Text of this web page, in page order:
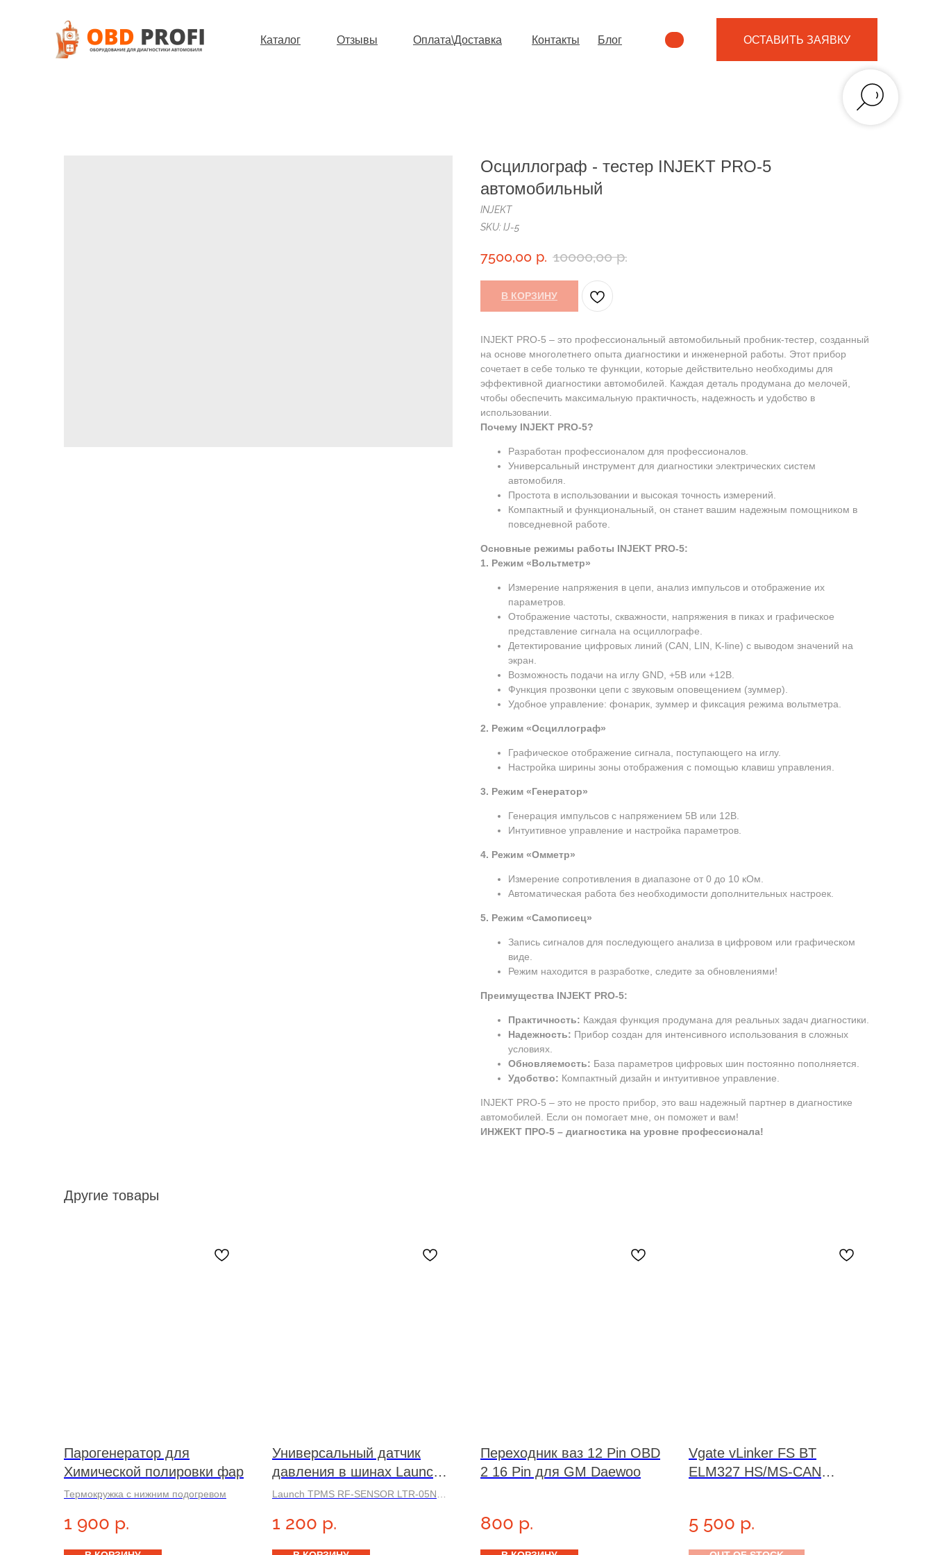
Каталог Отзывы Оплата\Доставка Блог
Контакты ОСТАВИТЬ ЗАЯВКУ
Осциллограф - тестер INJEKT PRO-5
автомобильный
INJEKT
SKU:IJ-5
7500,00 р. 10000,00 р.
В КОРЗИНУ
INJEKT PRO-5 – это профессиональный автомобильный пробник-тестер, созданный
на основе многолетнего опыта диагностики и инженерной работы. Этот прибор
сочетает в себе только те функции, которые действительно необходимы для
эффективной диагностики автомобилей. Каждая деталь продумана до мелочей,
чтобы обеспечить максимальную практичность, надежность и удобство в
использовании.
Почему INJEKT PRO-5?
Разработан профессионалом для профессионалов.
Универсальный инструмент для диагностики электрических систем
автомобиля.
Простота в использовании и высокая точность измерений.
Компактный и функциональный, он станет вашим надежным помощником в
повседневной работе.
Основные режимы работы INJEKT PRO-5:
1. Режим «Вольтметр»
Измерение напряжения в цепи, анализ импульсов и отображение их
параметров.
Отображение частоты, скважности, напряжения в пиках и графическое
представление сигнала на осциллографе.
Детектирование цифровых линий (CAN, LIN, K-line) с выводом значений на
экран.
Возможность подачи на иглу GND, +5В или +12В.
Функция прозвонки цепи с звуковым оповещением (зуммер).
Удобное управление: фонарик, зуммер и фиксация режима вольтметра.
2. Режим «Осциллограф»
Графическое отображение сигнала, поступающего на иглу.
Настройка ширины зоны отображения с помощью клавиш управления.
3. Режим «Генератор»
Генерация импульсов с напряжением 5В или 12В.
Интуитивное управление и настройка параметров.
4. Режим «Омметр»
Измерение сопротивления в диапазоне от 0 до 10 кОм.
Автоматическая работа без необходимости дополнительных настроек.
5. Режим «Самописец»
Запись сигналов для последующего анализа в цифровом или графическом
виде.
Режим находится в разработке, следите за обновлениями!
Преимущества INJEKT PRO-5:
Практичность: Каждая функция продумана для реальных задач диагностики.
Надежность: Прибор создан для интенсивного использования в сложных
условиях.
Обновляемость: База параметров цифровых шин постоянно пополняется.
Удобство: Компактный дизайн и интуитивное управление.
INJEKT PRO-5 – это не просто прибор, это ваш надежный партнер в диагностике
автомобилей. Если он помогает мне, он поможет и вам!
ИНЖЕКТ ПРО-5 – диагностика на уровне профессионала!
Другие товары
Парогенератор для
Химической полировки фар
Термокружка с нижним подогревом
1 900 р.
Универсальный датчик
давления в шинах Launch
TPMS LTR 05 N ЧЕРНЫЙ
Launch TPMS RF-SENSOR LTR-05N
Универсальные датчики давления в
автомобильного рынка.
1 200 р.
Переходник ваз 12 Pin OBD
2 16 Pin для GM Daewoo
800 р.
Vgate vLinker FS BT
ELM327 HS/MS-CAN
5 500 р.